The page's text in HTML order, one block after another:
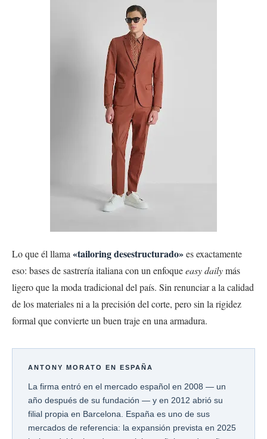
Lo que él llama «tailoring desestructurado»es exactamente
eso: bases de sastrería italiana con un enfoqueeasy dailymás
ligero que la moda tradicional del país. Sin renunciar a la calidad
de los materiales ni a la precisión del corte, pero sin la rigidez
formal que convierte un buen traje en una armadura.
ANTONY MORATO EN ESPAÑA
La firma entró en el mercado español en 2008 — un
año después de su fundación — y en 2012 abrió su
filial propia en Barcelona. España es uno de sus
mercados de referencia: la expansión prevista en 2025